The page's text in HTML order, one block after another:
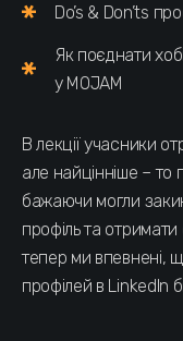
Do’s & Don’ts
Як поєднати
у MOJAM
В лекції учасники
але найцінніше – то
бажаючи могли
профіль та отримати
тепер ми впевнені,
профілей в LinkedIn